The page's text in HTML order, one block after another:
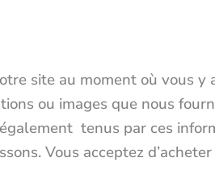
site au moment où vous
ou images que nous
tenus par ces
Vous acceptez